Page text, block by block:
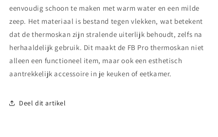
eenvoudig schoon te maken met warm water en een milde
zeep. Het materiaal is bestand tegen vlekken, wat betekent
dat de thermoskan zijn stralende uiterlijk behoudt, zelfs na
herhaaldelijk gebruik. Dit maakt de FB Pro thermoskan niet
alleen een functioneel item, maar ook een esthetisch
aantrekkelijk accessoire in je keuken of eetkamer.
Deel dit artikel